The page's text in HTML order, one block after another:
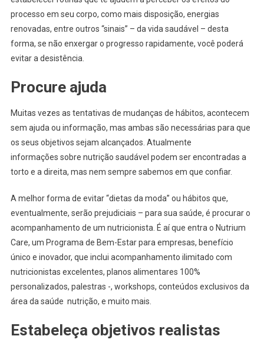
processo em seu corpo, como mais disposição, energias
renovadas, entre outros “sinais” – da vida saudável – desta
forma, se não enxergar o progresso rapidamente, você poderá
evitar a desistência.
Procure ajuda
Muitas vezes as tentativas de mudanças de hábitos, acontecem
sem ajuda ou informação, mas ambas são necessárias para que
os seus objetivos sejam alcançados. Atualmente
informações sobre nutrição saudável podem ser encontradas a
torto e a direita, mas nem sempre sabemos em que confiar.
A melhor forma de evitar “dietas da moda” ou hábitos que,
eventualmente, serão prejudiciais – para sua saúde, é procurar o
acompanhamento de um nutricionista. É aí que entra o Nutrium
Care, um Programa de Bem-Estar para empresas, benefício
único e inovador, que inclui acompanhamento ilimitado com
nutricionistas excelentes, planos alimentares 100%
personalizados, palestras -, workshops, conteúdos exclusivos da
área da saúde nutrição, e muito mais.
Estabeleça objetivos realistas